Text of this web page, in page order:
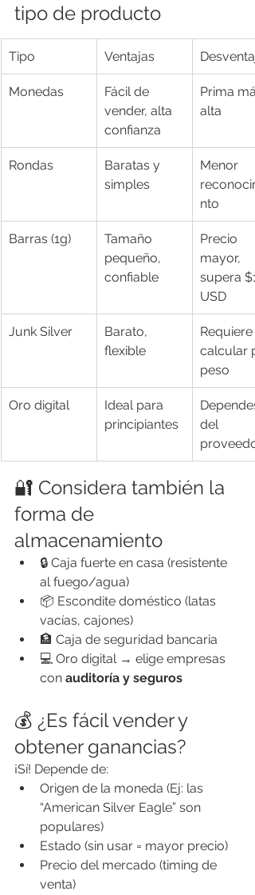
tipo de producto
Tipo Ventajas
Monedas
Fácil de
vender, alta
confianza
Prima
alta
Rondas
Baratas y
simples
Menor
nto
Barras (1g)
Tamaño
pequeño,
confiable
Precio
mayor,
supera
USD
Junk Silver
Barato,
flexible
Requiere
calcular
peso
Oro digital
Ideal para
principiantes
Dependes
del
proveedor
🔐 Considera también la
forma de
almacenamiento
🔒 Caja fuerte en casa (resistente
al fuego/agua)
📦 Escondite doméstico (latas
vacías, cajones)
🏦 Caja de seguridad bancaria
💻 Oro digital → elige empresas
con auditoría y seguros
💰 ¿Es fácil vender y
obtener ganancias?
¡Sí! Depende de:
Origen de la moneda (Ej: las
“American Silver Eagle” son
populares)
Estado (sin usar = mayor precio)
Precio del mercado (timing de
venta)